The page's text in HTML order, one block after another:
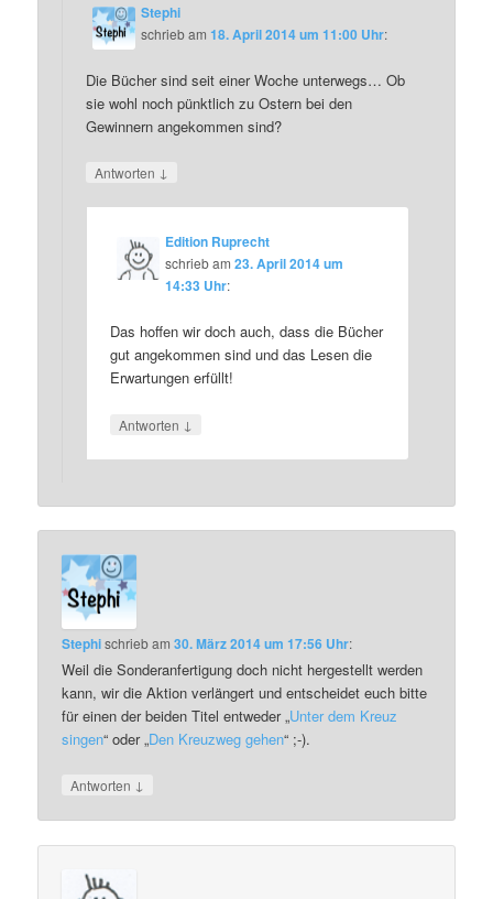
Stephi
schriebam18. April 2014 um 11:00 Uhr:
Die Bücher sind seit einer Woche unterwegs… Ob
sie wohl noch pünktlich zu Ostern bei den
Gewinnern angekommen sind?
Antworten ↓
Edition Ruprecht
schriebam23. April 2014 um
14:33 Uhr:
Das hoffen wir doch auch, dass die Bücher
gut angekommen sind und das Lesen die
Erwartungen erfüllt!
Antworten ↓
Stephischriebam30. März 2014 um 17:56 Uhr:
Weil die Sonderanfertigung doch nicht hergestellt werden
kann, wir die Aktion verlängert und entscheidet euch bitte
für einen der beiden Titel entweder „Unter dem Kreuz
singen“ oder „Den Kreuzweg gehen“ ;-).
Antworten ↓